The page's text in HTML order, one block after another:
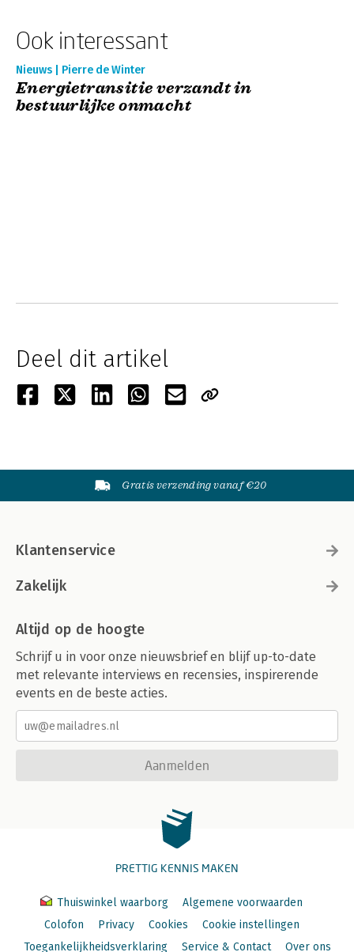
Ook interessant
Nieuws | Pierre de Winter
Energietransitie verzandt in
bestuurlijke onmacht
Deel dit artikel
Gratis verzending vanaf €20
Klantenservice
Zakelijk
Altijd op de hoogte
Schrijf u in voor onze nieuwsbrief en blijf up-to-date
met relevante interviews en recensies, inspirerende
events en de beste acties.
Aanmelden
PRETTIG KENNIS MAKEN
Thuiswinkel waarborg
Algemene voorwaarden
Colofon
Privacy Cookies
Cookie instellingen
Toegankelijkheidsverklaring
Service & Contact Over ons